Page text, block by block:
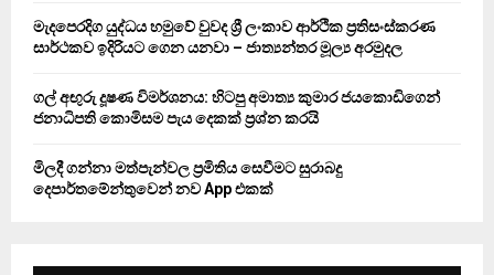
මැදපෙරදිග යුද්ධය හමුවේ වුවද ශ්‍රී ලංකාව ආර්ථික ප්‍රතිසංස්කරණ
සාර්ථකව ඉදිරියට ගෙන යනවා – ජාත්‍යන්තර මූල්‍ය අරමුදල
ගල් අඟුරු දූෂණ විමර්ශනය: හිටපු අමාත්‍ය කුමාර ජයකොඩිගෙන්
ජනාධිපති කොමිසම පැය දෙකක් ප්‍රශ්න කරයි
මිලදී ගන්නා මත්පැන්වල ප්‍රමිතිය සෙවීමට සුරාබදු
දෙපාර්තමේන්තුවෙන් නව App එකක්